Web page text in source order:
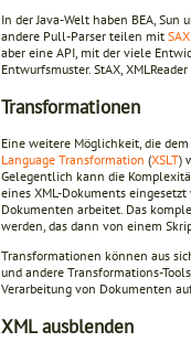
In der Java-Welt haben BEA,
andere Pull-Parser teilen mit SAX
aber eine API, mit der viele
Entwurfsmuster. StAX,
Transformationen
Eine weitere Möglichkeit, die
Language Transformation (XSLT)
Gelegentlich kann die
eines XML-Dokuments
Dokumenten arbeitet. Das
werden, das dann von einem
Transformationen können aus
und andere Transformations-
Verarbeitung von Dokumenten
XML ausblenden